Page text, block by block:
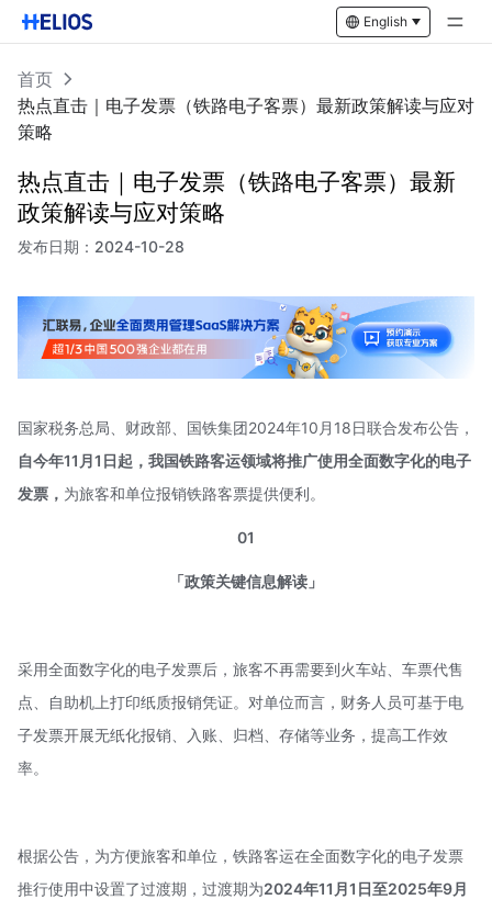
English
首页
热点直击｜电子发票（铁路电子客票）最新政策解读与应对
策略
热点直击｜电子发票（铁路电子客票）最新
政策解读与应对策略
发布日期： 2024-10-28
国家税务总局、财政部、国铁集团2024年10月18日联合发布公告，
自今年11月1日起，我国铁路客运领域将推广使用全面数字化的电子
发票， 为旅客和单位报销铁路客票提供便利。
01
「政策关键信息解读」
采用全面数字化的电子发票后，旅客不再需要到火车站、车票代售
点、自助机上打印纸质报销凭证。对单位而言，财务人员可基于电
子发票开展无纸化报销、入账、归档、存储等业务，提高工作效
率。
根据公告，为方便旅客和单位，铁路客运在全面数字化的电子发票
推行使用中设置了过渡期，过渡期为2024年11月1日至2025年9月